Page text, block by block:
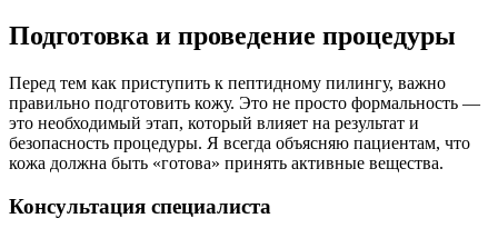
Подготовка и проведение процедуры
Перед тем как приступить к пептидному пилингу, важно
правильно подготовить кожу. Это не просто формальность —
это необходимый этап, который влияет на результат и
безопасность процедуры. Я всегда объясняю пациентам, что
кожа должна быть «готова» принять активные вещества.
Консультация специалиста